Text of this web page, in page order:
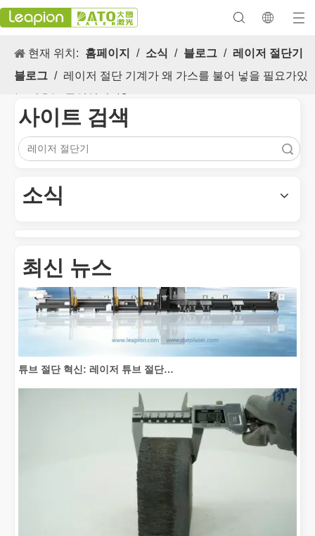
현재 위치: 홈페이지 / 소식 / 블로그 / 레이저 절단기
블로그 / 레이저 절단 기계가 왜 가스를 불어 넣을 필요가있
는 이유는 무엇입니까?
사이트 검색
소식
최신 뉴스